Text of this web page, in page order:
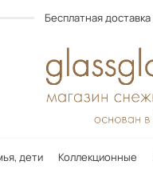
Бесплатная
дети Коллекционные